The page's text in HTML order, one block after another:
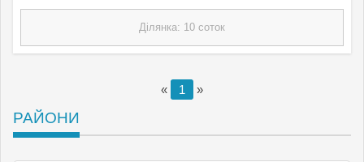
Ділянка: 10 соток
« 1 »
РАЙОНИ